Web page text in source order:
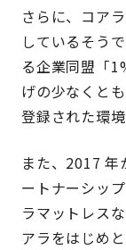
さらに、コア
しているそう
る企業同盟「
げの少なくと
登録された環
また、2017
ートナーシッ
ラマットレス
アラをはじめ